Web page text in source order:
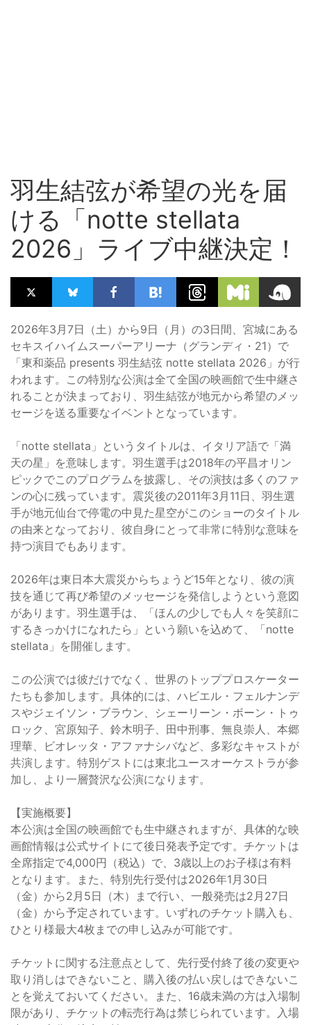
羽生結弦が希望の光を届
ける「notte stellata
2026」ライブ中継決定！
2026年3月7日（土）から9日（月）の3日間、宮城にある
セキスイハイムスーパーアリーナ（グランディ・21）で
「東和薬品 presents 羽生結弦 notte stellata 2026」が行
われます。この特別な公演は全て全国の映画館で生中継さ
れることが決まっており、羽生結弦が地元から希望のメッ
セージを送る重要なイベントとなっています。
「notte stellata」というタイトルは、イタリア語で「満
天の星」を意味します。羽生選手は2018年の平昌オリン
ピックでこのプログラムを披露し、その演技は多くのファ
ンの心に残っています。震災後の2011年3月11日、羽生選
手が地元仙台で停電の中見た星空がこのショーのタイトル
の由来となっており、彼自身にとって非常に特別な意味を
持つ演目でもあります。
2026年は東日本大震災からちょうど15年となり、彼の演
技を通じて再び希望のメッセージを発信しようという意図
があります。羽生選手は、「ほんの少しでも人々を笑顔に
するきっかけになれたら」という願いを込めて、「notte
stellata」を開催します。
この公演では彼だけでなく、世界のトッププロスケーター
たちも参加します。具体的には、ハビエル・フェルナンデ
スやジェイソン・ブラウン、シェーリーン・ボーン・トゥ
ロック、宮原知子、鈴木明子、田中刑事、無良崇人、本郷
理華、ビオレッタ・アファナシバなど、多彩なキャストが
共演します。特別ゲストには東北ユースオーケストラが参
加し、より一層贅沢な公演になります。
【実施概要】
本公演は全国の映画館でも生中継されますが、具体的な映
画館情報は公式サイトにて後日発表予定です。チケットは
全席指定で4,000円（税込）で、3歳以上のお子様は有料
となります。また、特別先行受付は2026年1月30日
（金）から2月5日（木）まで行い、一般発売は2月27日
（金）から予定されています。いずれのチケット購入も、
ひとり様最大4枚までの申し込みが可能です。
チケットに関する注意点として、先行受付終了後の変更や
取り消しはできないこと、購入後の払い戻しはできないこ
とを覚えておいてください。また、16歳未満の方は入場制
限があり、チケットの転売行為は禁じられています。入場